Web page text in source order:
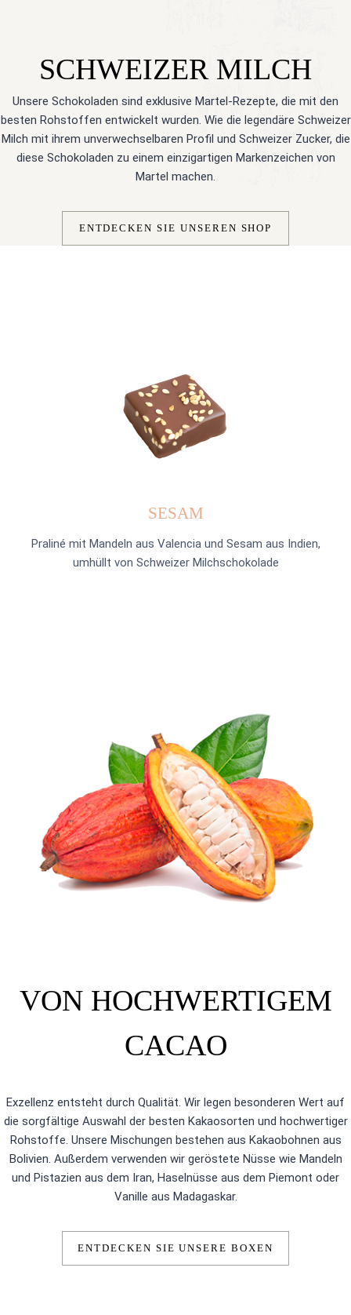
SCHWEIZER MILCH
Unsere Schokoladen sind exklusive Martel-Rezepte, die mit den
besten Rohstoffen entwickelt wurden. Wie die legendäre Schweizer
Milch mit ihrem unverwechselbaren Profil und Schweizer Zucker, die
diese Schokoladen zu einem einzigartigen Markenzeichen von
Martel machen.
ENTDECKEN SIE UNSEREN SHOP
SESAM
Praliné mit Mandeln aus Valencia und Sesam aus Indien,
umhüllt von Schweizer Milchschokolade
VON HOCHWERTIGEM
CACAO
Exzellenz entsteht durch Qualität. Wir legen besonderen Wert auf
die sorgfältige Auswahl der besten Kakaosorten und hochwertiger
Rohstoffe. Unsere Mischungen bestehen aus Kakaobohnen aus
Bolivien. Außerdem verwenden wir geröstete Nüsse wie Mandeln
und Pistazien aus dem Iran, Haselnüsse aus dem Piemont oder
Vanille aus Madagaskar.
ENTDECKEN SIE UNSERE BOXEN